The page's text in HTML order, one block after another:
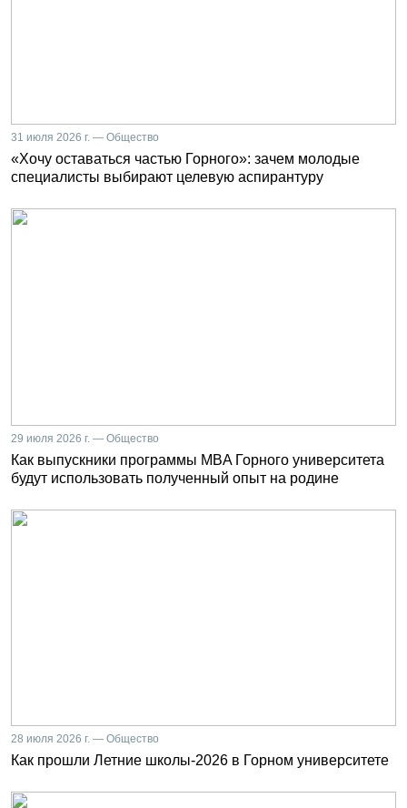
31 июля 2026 г. — Общество
«Хочу оставаться частью Горного»: зачем молодые
специалисты выбирают целевую аспирантуру
29 июля 2026 г. — Общество
Как выпускники программы MBA Горного университета
будут использовать полученный опыт на родине
28 июля 2026 г. — Общество
Как прошли Летние школы-2026 в Горном университете